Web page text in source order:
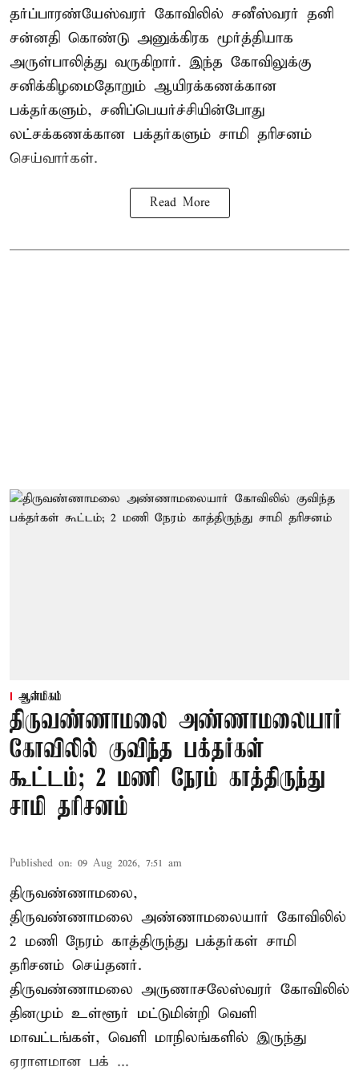
தர்ப்பாரண்யேஸ்வரர் கோவிலில் சனீஸ்வரர் தனி
சன்னதி கொண்டு அனுக்கிரக மூர்த்தியாக
அருள்பாலித்து வருகிறார். இந்த கோவிலுக்கு
சனிக்கிழமைதோறும் ஆயிரக்கணக்கான
பக்தர்களும், சனிப்பெயர்ச்சியின்போது
லட்சக்கணக்கான பக்தர்களும் சாமி தரிசனம்
செய்வார்கள்.
Read More
ஆன்மிகம்
திருவண்ணாமலை அண்ணாமலையார்
கோவிலில் குவிந்த பக்தர்கள்
கூட்டம்; 2 மணி நேரம் காத்திருந்து
சாமி தரிசனம்
Published on: 09 Aug 2026, 7:51 am
திருவண்ணாமலை,
திருவண்ணாமலை அண்ணாமலையார் கோவிலில்
2 மணி நேரம் காத்திருந்து பக்தர்கள் சாமி
தரிசனம் செய்தனர்.
திருவண்ணாமலை அருணாசலேஸ்வரர் கோவிலில்
தினமும் உள்ளூர் மட்டுமின்றி வெளி
மாவட்டங்கள், வெளி மாநிலங்களில் இருந்து
ஏராளமான பக் ...